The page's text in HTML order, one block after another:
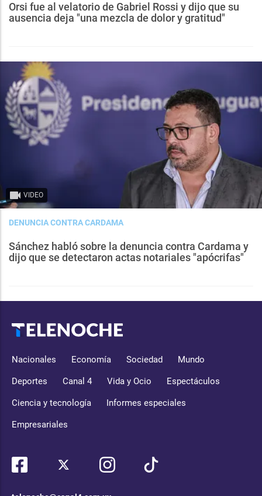
Orsi fue al velatorio de Gabriel Rossi y dijo que su
ausencia deja "una mezcla de dolor y gratitud"
VIDEO
DENUNCIA CONTRA CARDAMA
Sánchez habló sobre la denuncia contra Cardama y
dijo que se detectaron actas notariales "apócrifas"
Nacionales Economía Sociedad Mundo
Deportes Canal 4 Vida y Ocio Espectáculos
Ciencia y tecnología Informes especiales
Empresariales